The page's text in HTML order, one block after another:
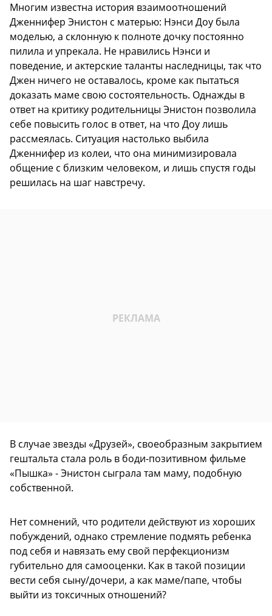
Многим известна история взаимоотношений
Дженнифер Энистон с матерью: Нэнси Доу была
моделью, а склонную к полноте дочку постоянно
пилила и упрекала. Не нравились Нэнси и
поведение, и актерские таланты наследницы, так что
Джен ничего не оставалось, кроме как пытаться
доказать маме свою состоятельность. Однажды в
ответ на критику родительницы Энистон позволила
себе повысить голос в ответ, на что Доу лишь
рассмеялась. Ситуация настолько выбила
Дженнифер из колеи, что она минимизировала
общение с близким человеком, и лишь спустя годы
решилась на шаг навстречу.
В случае звезды «Друзей», своеобразным закрытием
гештальта стала роль в боди-позитивном фильме
«Пышка» - Энистон сыграла там маму, подобную
собственной.
Нет сомнений, что родители действуют из хороших
побуждений, однако стремление подмять ребенка
под себя и навязать ему свой перфекционизм
губительно для самооценки. Как в такой позиции
вести себя сыну/дочери, а как маме/папе, чтобы
выйти из токсичных отношений?